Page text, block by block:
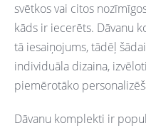
svētkos vai citos
kāds ir iecerēts. Dāvanu
tā iesaiņojums, tādēļ
individuāla dizaina,
piemērotāko
Dāvanu komplekti ir